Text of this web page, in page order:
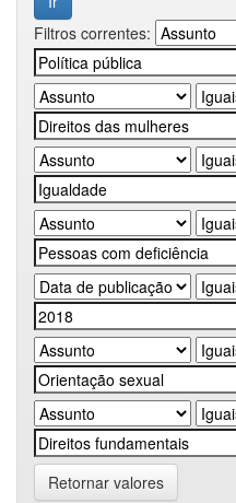
Filtros correntes:
Retornar valores